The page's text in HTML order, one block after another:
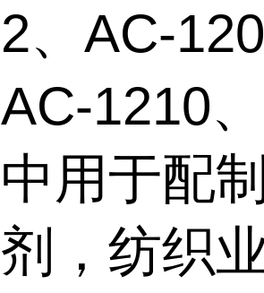
2、AC-
AC-1210
中用于配
剂，纺织